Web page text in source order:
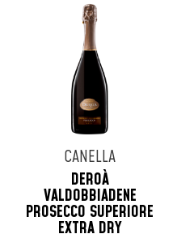
CANELLA
DEROÀ
VALDOBBIADENE
PROSECCO SUPERIORE
EXTRA DRY